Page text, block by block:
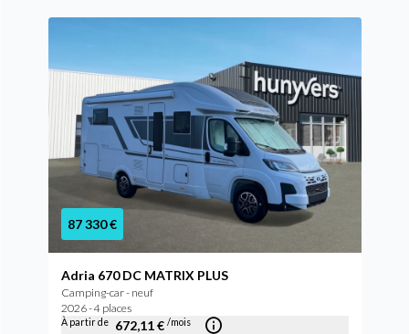
87 330 €
Adria 670 DC MATRIX PLUS
Camping-car - neuf
2026 - 4 places
À partir de 672,11 € /mois